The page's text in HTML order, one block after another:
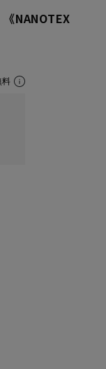
NANOTEX
料